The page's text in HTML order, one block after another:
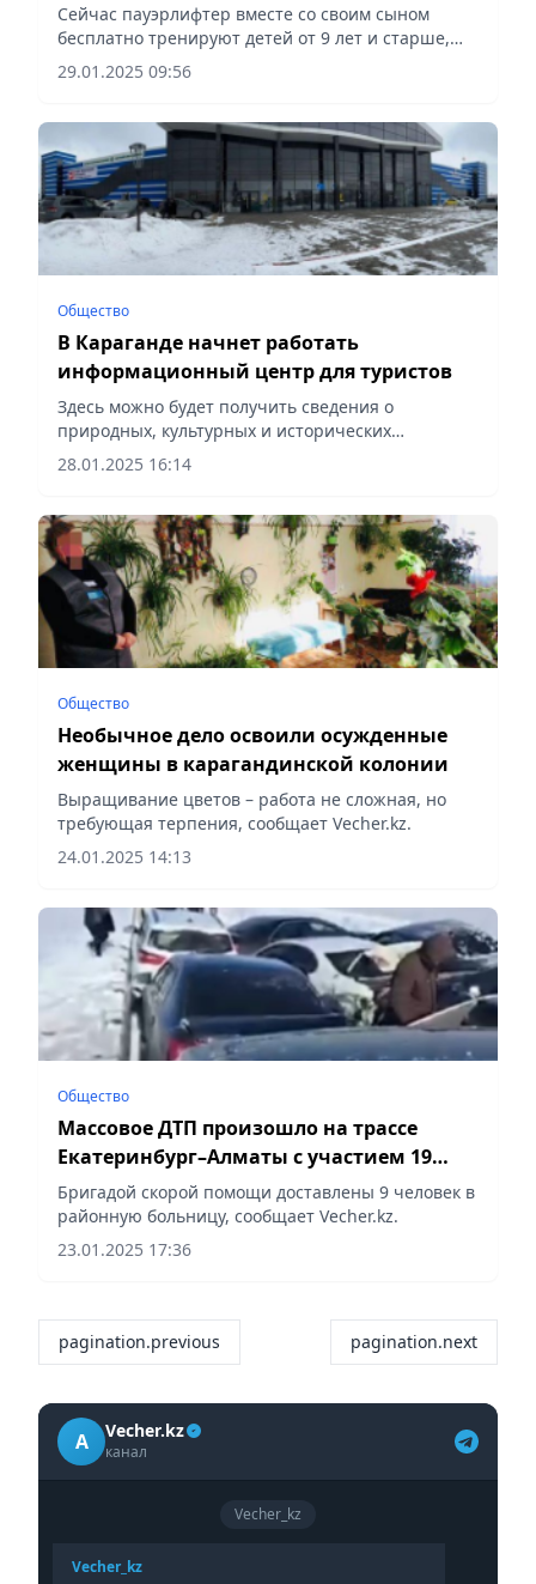
пауэрлифтингу в Норвегии
Сейчас пауэрлифтер вместе со своим сыном
бесплатно тренируют детей от 9 лет и старше,
сообщает Vecher.kz.
29.01.2025 09:56
Общество
В Караганде начнет работать
информационный центр для туристов
Здесь можно будет получить сведения о
природных, культурных и исторических
достопримечательностях региона,
сообщает Vecher.kz.
28.01.2025 16:14
Общество
Необычное дело освоили осужденные
женщины в карагандинской колонии
Выращивание цветов – работа не сложная, но
требующая терпения, сообщает Vecher.kz.
24.01.2025 14:13
Общество
Массовое ДТП произошло на трассе
Екатеринбург–Алматы с участием 19
авто
Бригадой скорой помощи доставлены 9 человек в
районную больницу, сообщает Vecher.kz.
23.01.2025 17:36
pagination.previous pagination.next
A Vecher.kz
канал
Vecher_kz
Vecher_kz